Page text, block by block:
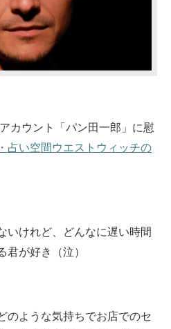
カウント「パン田一郎」に慰
占い空間ウエストウィッチの
いけれど、どんなに遅い時間
君が好き（泣）
のような気持ちでお店でのセ